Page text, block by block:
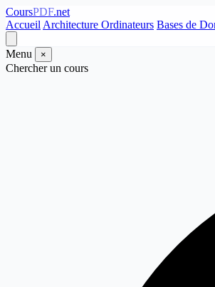
CoursPDF.net
Accueil Architecture Ordinateurs Bases de
Menu ×
Chercher un cours